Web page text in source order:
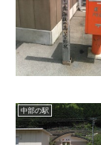
中部の駅